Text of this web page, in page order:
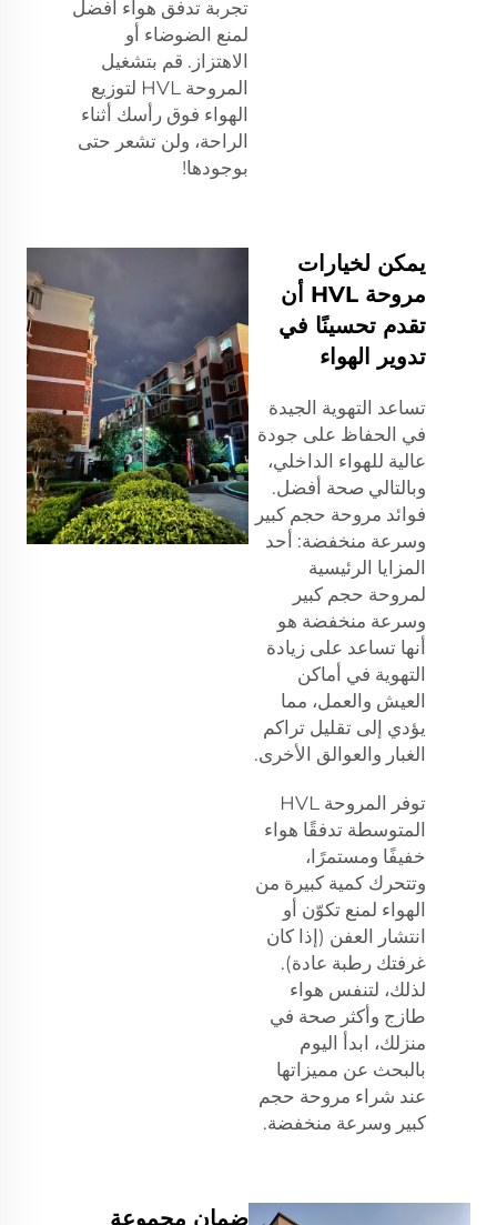
تجربة تدفق هواء أفضل
لمنع الضوضاء أو
الاهتزاز. قم بتشغيل
المروحة HVL لتوزيع
الهواء فوق رأسك أثناء
الراحة، ولن تشعر حتى
بوجودها!
يمكن لخيارات
مروحة HVL أن
تقدم تحسينًا في
تدوير الهواء
تساعد التهوية الجيدة
في الحفاظ على جودة
عالية للهواء الداخلي،
وبالتالي صحة أفضل.
فوائد مروحة حجم كبير
وسرعة منخفضة: أحد
المزايا الرئيسية
لمروحة حجم كبير
وسرعة منخفضة هو
أنها تساعد على زيادة
التهوية في أماكن
العيش والعمل، مما
يؤدي إلى تقليل تراكم
الغبار والعوالق الأخرى.
توفر المروحة HVL
المتوسطة تدفقًا هواء
خفيفًا ومستمرًا،
وتتحرك كمية كبيرة من
الهواء لمنع تكوّن أو
انتشار العفن (إذا كان
غرفتك رطبة عادة).
لذلك، لتنفس هواء
طازج وأكثر صحة في
منزلك، ابدأ اليوم
بالبحث عن مميزاتها
عند شراء مروحة حجم
كبير وسرعة منخفضة.
ضمان مجموعة